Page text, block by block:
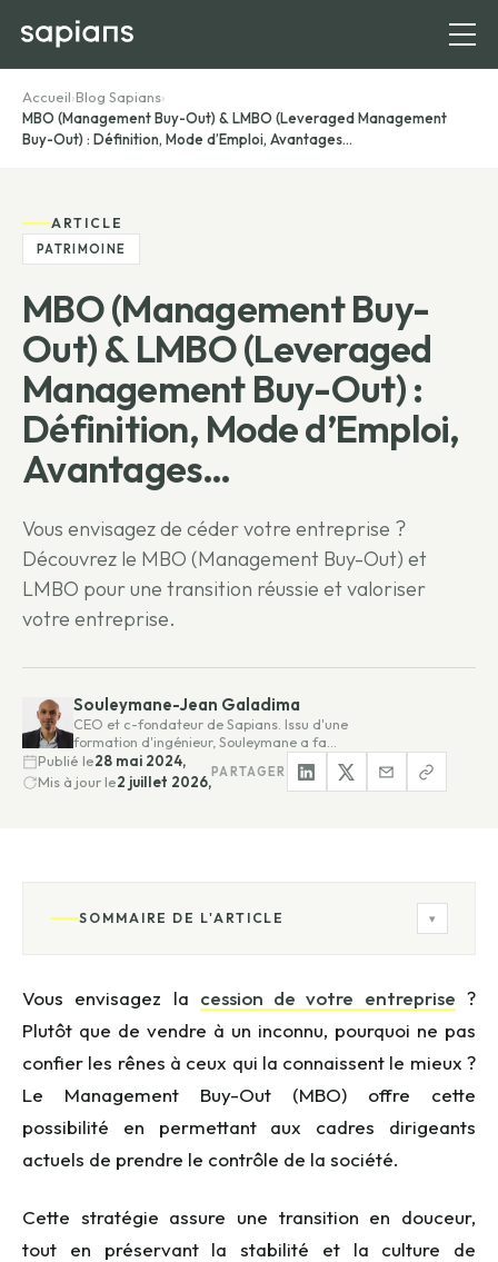
Accueil›Blog Sapians›
MBO (Management Buy-Out) & LMBO (Leveraged Management
Buy-Out) : Définition, Mode d’Emploi, Avantages…
ARTICLE
PATRIMOINE
MBO (Management Buy-
Out) & LMBO (Leveraged
Management Buy-Out) :
Définition, Mode d’Emploi,
Avantages…
Vous envisagez de céder votre entreprise ?
Découvrez le MBO (Management Buy-Out) et
LMBO pour une transition réussie et valoriser
votre entreprise.
Souleymane-Jean Galadima
CEO et c-fondateur de Sapians. Issu d'une
formation d'ingénieur, Souleymane a fa…
Publié le28 mai 2024,
Mis à jour le2 juillet 2026,
PARTAGER
SOMMAIRE DE L'ARTICLE ▾
Vous envisagez la cession de votre entreprise ?
Plutôt que de vendre à un inconnu, pourquoi ne pas
confier les rênes à ceux qui la connaissent le mieux ?
Le Management Buy-Out (MBO) offre cette
possibilité en permettant aux cadres dirigeants
actuels de prendre le contrôle de la société.
Cette stratégie assure une transition en douceur,
tout en préservant la stabilité et la culture de